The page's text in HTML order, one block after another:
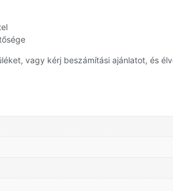
vagy kérj beszámítási ajánlatot, és